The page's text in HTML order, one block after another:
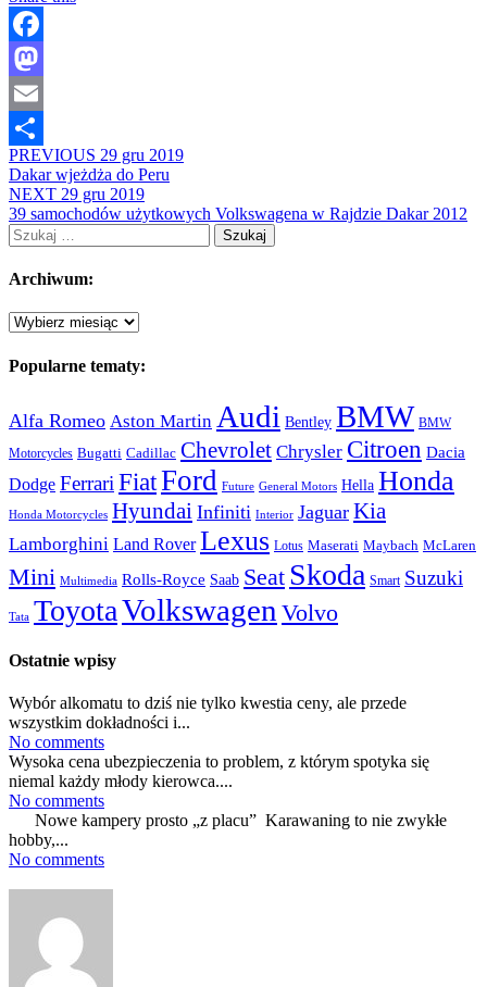
Facebook
Mastodon
Email
Share
PREVIOUS 29 gru 2019
Dakar wjeżdża do Peru
NEXT 29 gru 2019
39 samochodów użytkowych Volkswagena w Rajdzie Dakar 2012
Szukaj:
Archiwum:
Archiwum:
Popularne tematy:
Alfa Romeo Aston Martin Audi Bentley BMW BMW
Motorcycles Bugatti Cadillac Chevrolet Chrysler Citroen Dacia
Dodge Ferrari FiatFord Future General Motors Hella Honda
Honda Motorcycles Hyundai Infiniti Interior Jaguar Kia
Lamborghini Land Rover Lexus Lotus Maserati Maybach McLaren
Mini Multimedia Rolls-Royce Saab Seat Skoda Smart Suzuki
Tata ToyotaVolkswagen Volvo
Ostatnie wpisy
Wybór alkomatu to dziś nie tylko kwestia ceny, ale przede
wszystkim dokładności i...
No comments
Wysoka cena ubezpieczenia to problem, z którym spotyka się
niemal każdy młody kierowca....
No comments
Nowe kampery prosto „z placu” Karawaning to nie zwykłe
hobby,...
No comments